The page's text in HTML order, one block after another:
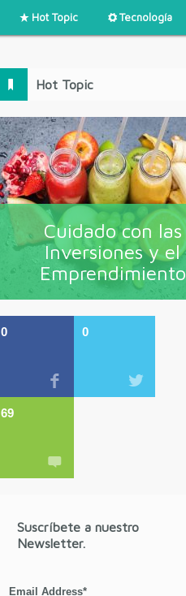
Hot Topic Tecnología
Hot Topic
Cuidado con las
Inversiones y el
Emprendimiento
0 0
69
Suscríbete a nuestro
Newsletter.
Email Address*